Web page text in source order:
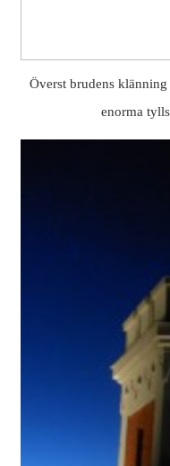
Överst brudens
enorma